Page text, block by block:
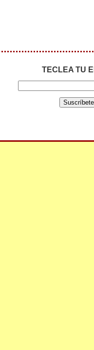
TECLEA TU